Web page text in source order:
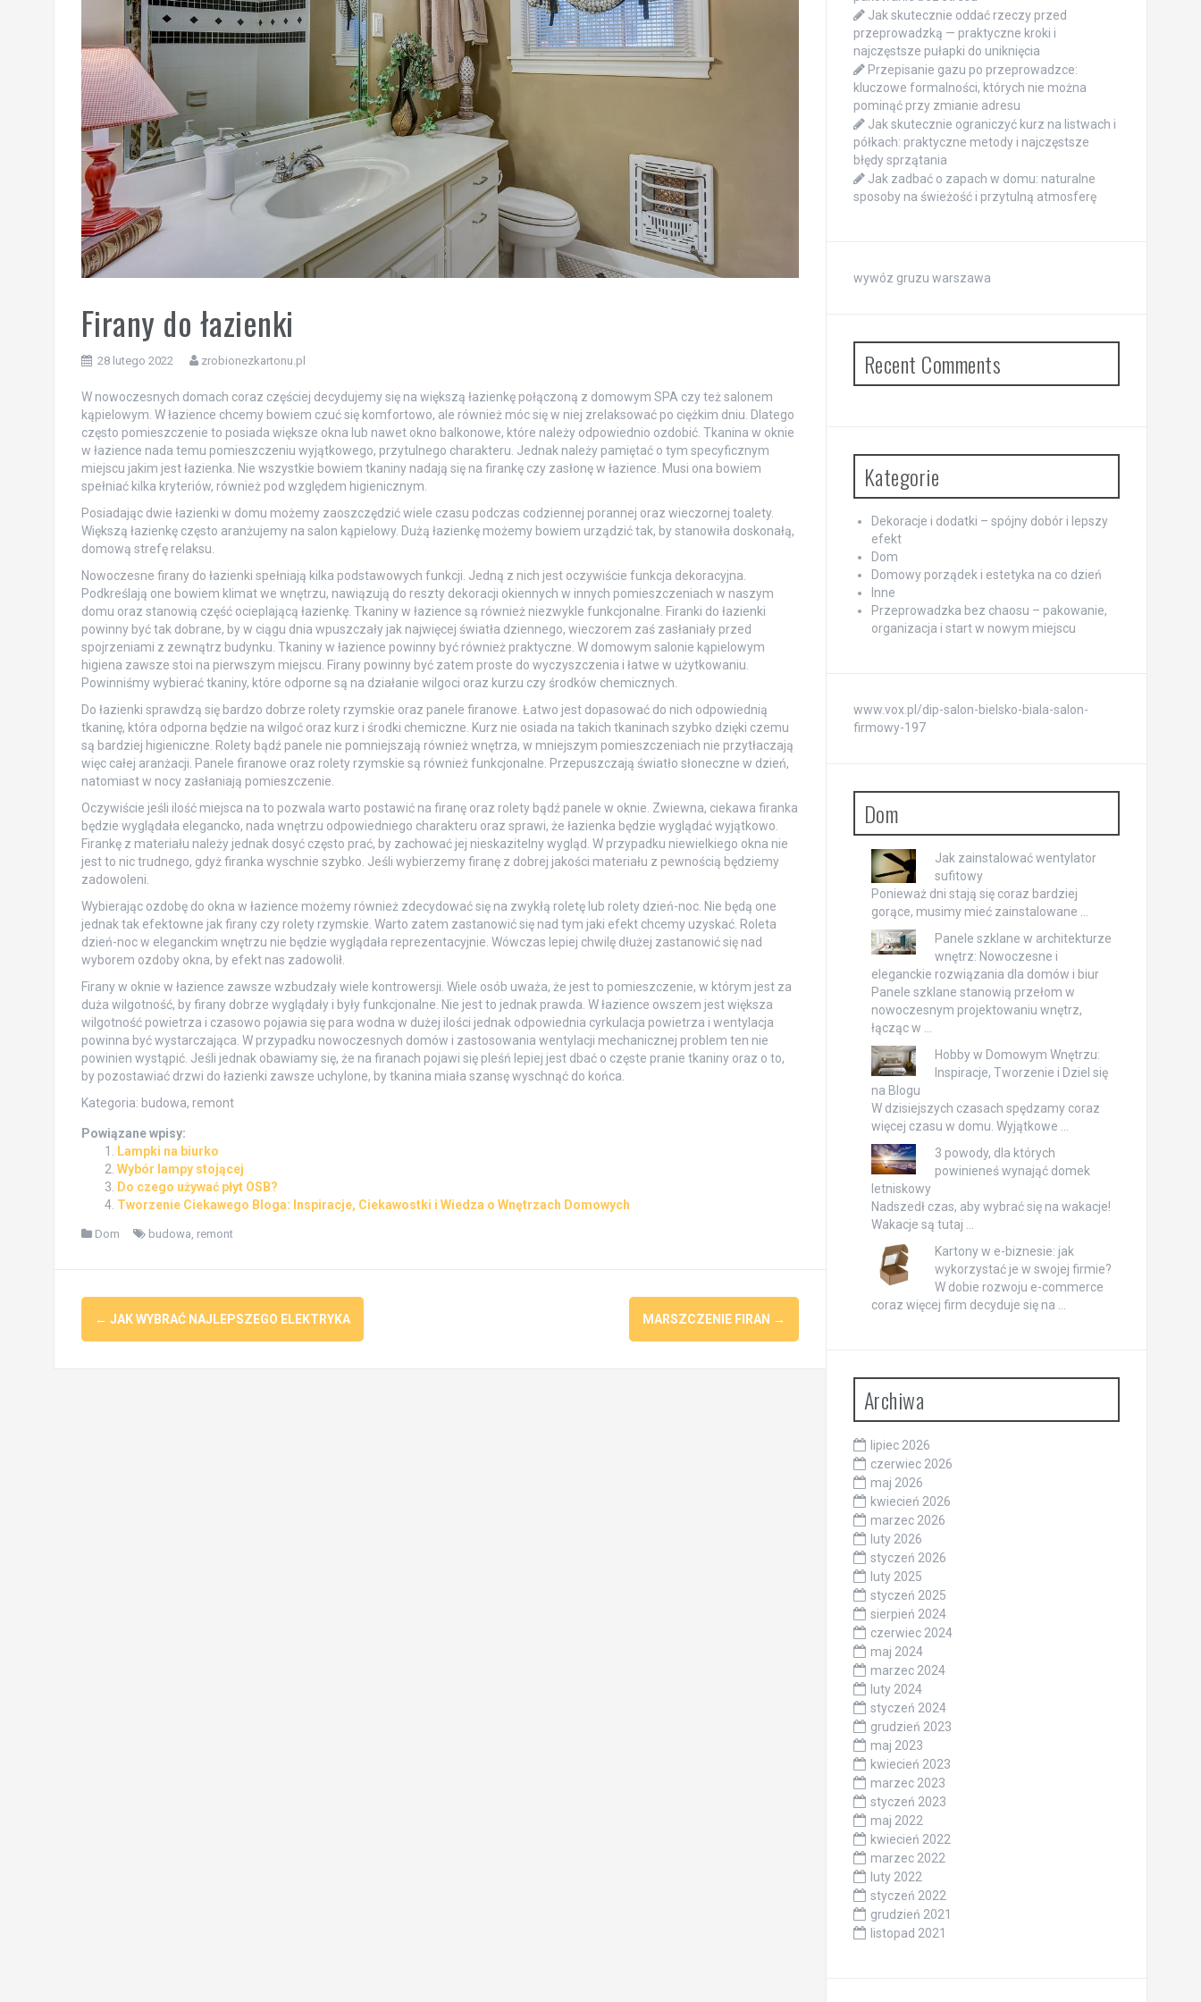
Firany do łazienki
28 lutego 2022 zrobionezkartonu.pl
W nowoczesnych domach coraz częściej decydujemy się na większą łazienkę połączoną z domowym SPA czy też salonem
kąpielowym. W łazience chcemy bowiem czuć się komfortowo, ale również móc się w niej zrelaksować po ciężkim dniu. Dlatego
często pomieszczenie to posiada większe okna lub nawet okno balkonowe, które należy odpowiednio ozdobić. Tkanina w oknie
w łazience nada temu pomieszczeniu wyjątkowego, przytulnego charakteru. Jednak należy pamiętać o tym specyficznym
miejscu jakim jest łazienka. Nie wszystkie bowiem tkaniny nadają się na firankę czy zasłonę w łazience. Musi ona bowiem
spełniać kilka kryteriów, również pod względem higienicznym.
Posiadając dwie łazienki w domu możemy zaoszczędzić wiele czasu podczas codziennej porannej oraz wieczornej toalety.
Większą łazienkę często aranżujemy na salon kąpielowy. Dużą łazienkę możemy bowiem urządzić tak, by stanowiła doskonałą,
domową strefę relaksu.
Nowoczesne firany do łazienki spełniają kilka podstawowych funkcji. Jedną z nich jest oczywiście funkcja dekoracyjna.
Podkreślają one bowiem klimat we wnętrzu, nawiązują do reszty dekoracji okiennych w innych pomieszczeniach w naszym
domu oraz stanowią część ocieplającą łazienkę. Tkaniny w łazience są również niezwykle funkcjonalne. Firanki do łazienki
powinny być tak dobrane, by w ciągu dnia wpuszczały jak najwięcej światła dziennego, wieczorem zaś zasłaniały przed
spojrzeniami z zewnątrz budynku. Tkaniny w łazience powinny być również praktyczne. W domowym salonie kąpielowym
higiena zawsze stoi na pierwszym miejscu. Firany powinny być zatem proste do wyczyszczenia i łatwe w użytkowaniu.
Powinniśmy wybierać tkaniny, które odporne są na działanie wilgoci oraz kurzu czy środków chemicznych.
Do łazienki sprawdzą się bardzo dobrze rolety rzymskie oraz panele firanowe. Łatwo jest dopasować do nich odpowiednią
tkaninę, która odporna będzie na wilgoć oraz kurz i środki chemiczne. Kurz nie osiada na takich tkaninach szybko dzięki czemu
są bardziej higieniczne. Rolety bądź panele nie pomniejszają również wnętrza, w mniejszym pomieszczeniach nie przytłaczają
więc całej aranżacji. Panele firanowe oraz rolety rzymskie są również funkcjonalne. Przepuszczają światło słoneczne w dzień,
natomiast w nocy zasłaniają pomieszczenie.
Oczywiście jeśli ilość miejsca na to pozwala warto postawić na firanę oraz rolety bądź panele w oknie. Zwiewna, ciekawa firanka
będzie wyglądała elegancko, nada wnętrzu odpowiedniego charakteru oraz sprawi, że łazienka będzie wyglądać wyjątkowo.
Firankę z materiału należy jednak dosyć często prać, by zachować jej nieskazitelny wygląd. W przypadku niewielkiego okna nie
jest to nic trudnego, gdyż firanka wyschnie szybko. Jeśli wybierzemy firanę z dobrej jakości materiału z pewnością będziemy
zadowoleni.
Wybierając ozdobę do okna w łazience możemy również zdecydować się na zwykłą roletę lub rolety dzień-noc. Nie będą one
jednak tak efektowne jak firany czy rolety rzymskie. Warto zatem zastanowić się nad tym jaki efekt chcemy uzyskać. Roleta
dzień-noc w eleganckim wnętrzu nie będzie wyglądała reprezentacyjnie. Wówczas lepiej chwilę dłużej zastanowić się nad
wyborem ozdoby okna, by efekt nas zadowolił.
Firany w oknie w łazience zawsze wzbudzały wiele kontrowersji. Wiele osób uważa, że jest to pomieszczenie, w którym jest za
duża wilgotność, by firany dobrze wyglądały i były funkcjonalne. Nie jest to jednak prawda. W łazience owszem jest większa
wilgotność powietrza i czasowo pojawia się para wodna w dużej ilości jednak odpowiednia cyrkulacja powietrza i wentylacja
powinna być wystarczająca. W przypadku nowoczesnych domów i zastosowania wentylacji mechanicznej problem ten nie
powinien wystąpić. Jeśli jednak obawiamy się, że na firanach pojawi się pleśń lepiej jest dbać o częste pranie tkaniny oraz o to,
by pozostawiać drzwi do łazienki zawsze uchylone, by tkanina miała szansę wyschnąć do końca.
Kategoria: budowa, remont
Powiązane wpisy:
Lampki na biurko
Wybór lampy stojącej
Do czego używać płyt OSB?
Tworzenie Ciekawego Bloga: Inspiracje, Ciekawostki i Wiedza o Wnętrzach Domowych
Dom budowa remont
Post
navigation
← JAK WYBRAĆ NAJLEPSZEGO ELEKTRYKA MARSZCZENIE FIRAN →
Jak skutecznie oddać rzeczy przed
przeprowadzką — praktyczne kroki i
najczęstsze pułapki do uniknięcia
Przepisanie gazu po przeprowadzce:
kluczowe formalności, których nie można
pominąć przy zmianie adresu
Jak skutecznie ograniczyć kurz na listwach i
półkach: praktyczne metody i najczęstsze
błędy sprzątania
Jak zadbać o zapach w domu: naturalne
sposoby na świeżość i przytulną atmosferę
wywóz gruzu warszawa
Recent Comments
Kategorie
Dekoracje i dodatki – spójny dobór i lepszy
efekt
Dom
Domowy porządek i estetyka na co dzień
Inne
Przeprowadzka bez chaosu – pakowanie,
organizacja i start w nowym miejscu
www.vox.pl/dip-salon-bielsko-biala-salon-
firmowy-197
Dom
Jak zainstalować wentylator
sufitowy
Ponieważ dni stają się coraz bardziej
gorące, musimy mieć zainstalowane …
Panele szklane w architekturze
wnętrz: Nowoczesne i
eleganckie rozwiązania dla domów i biur
Panele szklane stanowią przełom w
nowoczesnym projektowaniu wnętrz,
łącząc w …
Hobby w Domowym Wnętrzu:
Inspiracje, Tworzenie i Dziel się
na Blogu
W dzisiejszych czasach spędzamy coraz
więcej czasu w domu. Wyjątkowe …
3 powody, dla których
powinieneś wynająć domek
letniskowy
Nadszedł czas, aby wybrać się na wakacje!
Wakacje są tutaj …
Kartony w e-biznesie: jak
wykorzystać je w swojej firmie?
W dobie rozwoju e-commerce
coraz więcej firm decyduje się na …
Archiwa
lipiec 2026
czerwiec 2026
maj 2026
kwiecień 2026
marzec 2026
luty 2026
styczeń 2026
luty 2025
styczeń 2025
sierpień 2024
czerwiec 2024
maj 2024
marzec 2024
luty 2024
styczeń 2024
grudzień 2023
maj 2023
kwiecień 2023
marzec 2023
styczeń 2023
maj 2022
kwiecień 2022
marzec 2022
luty 2022
styczeń 2022
grudzień 2021
listopad 2021